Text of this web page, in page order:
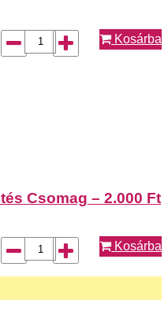
Kosárba
Csomag – 2.000 Ft
Kosárba